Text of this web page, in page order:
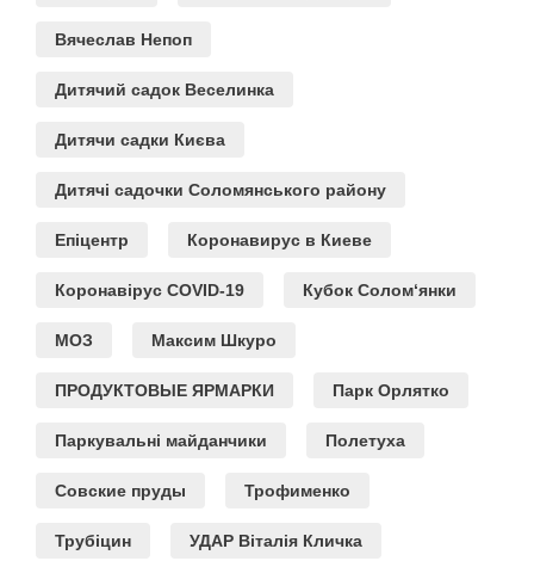
Вячеслав Непоп
Дитячий садок Веселинка
Дитячи садки Києва
Дитячі садочки Соломянського району
Епіцентр Коронавирус в Киеве
Коронавірус COVID-19 Кубок Солом‘янки
МОЗ Максим Шкуро
ПРОДУКТОВЫЕ ЯРМАРКИ Парк Орлятко
Паркувальні майданчики Полетуха
Совские пруды Трофименко
Трубіцин УДАР Віталія Кличка